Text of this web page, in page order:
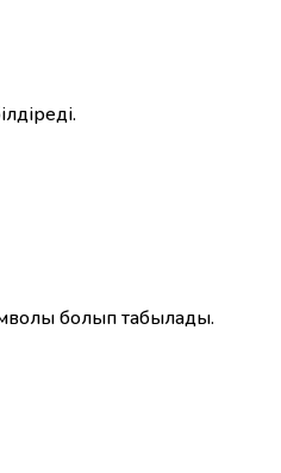
болып табылады.